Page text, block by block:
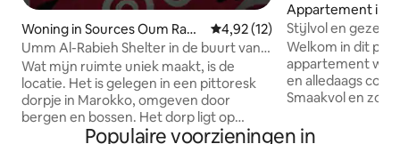
Woning in Sources Oum Rabi
a
Gemiddelde beoordeling van
4,92 (12)
Umm Al-Rabieh Shelter in de buurt van
de bergen
Wat mijn ruimte uniek maakt, is de
locatie. Het is gelegen in een pittoresk
dorpje in Marokko, omgeven door
bergen en bossen. Het dorp ligt op
slechts een paar kilometer van de stad
Appartement in
Stijlvol en
modern design
Welkom in dit
appartement
en alledaags
Smaakvol en
met een
Populaire voorzieningen in